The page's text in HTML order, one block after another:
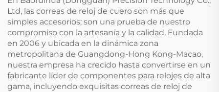
Ltd, las correas de reloj de cuero son más que
simples accesorios; son una prueba de nuestro
compromiso con la artesanía y la calidad. Fundada
en 2006 y ubicada en la dinámica zona
metropolitana de Guangdong-Hong Kong-Macao,
nuestra empresa ha crecido hasta convertirse en un
fabricante líder de componentes para relojes de alta
gama, incluyendo exquisitas correas de reloj de